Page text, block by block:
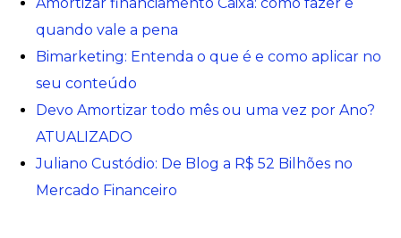
quando vale a pena
Bimarketing: Entenda o que é e como aplicar no
seu conteúdo
Devo Amortizar todo mês ou uma vez por Ano?
ATUALIZADO
Juliano Custódio: De Blog a R$ 52 Bilhões no
Mercado Financeiro